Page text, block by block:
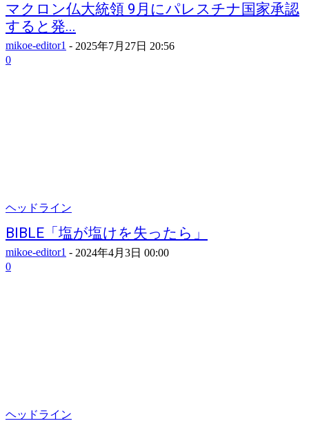
マクロン仏大統領 9月にパレスチナ国家承認
すると発...
mikoe-editor1 - 2025年7月27日 20:56
0
ヘッドライン
BIBLE「塩が塩けを失ったら」
mikoe-editor1 - 2024年4月3日 00:00
0
ヘッドライン